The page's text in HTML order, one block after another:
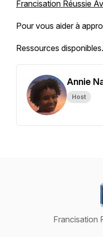
Francisation Réussie
Pour vous aider à
Ressources disponibles.
Annie
Host
Francisation